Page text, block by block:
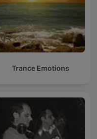
Trance Emotions